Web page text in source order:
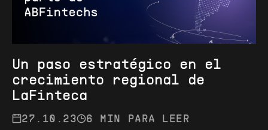
Un paso estratégico en el
crecimiento regional de
LaFinteca
27.10.23 6 MIN PARA LEER